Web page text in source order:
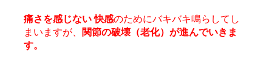
痛さを感じない 快感のためにバキバキ鳴らしてし
まいますが、
関節の破壊（老化）が進んでいきま
す。